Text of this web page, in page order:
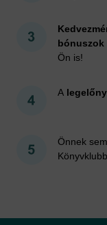
bónuszok
Ön is!
A
Önnek